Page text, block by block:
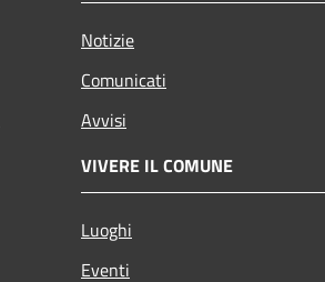
Notizie
Comunicati
Avvisi
VIVERE IL COMUNE
Luoghi
Eventi